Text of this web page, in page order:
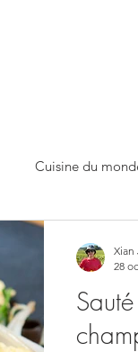
Cuisine du
Xian
28